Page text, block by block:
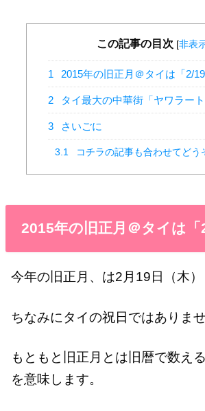
この記事の目次 [非表
1 2015年の旧正月＠タイは「2/19
2 タイ最大の中華街「ヤワラート
3 さいごに
3.1 コチラの記事も合わせてどう
2015年の旧正月＠タイは「
今年の旧正月、は2月19日（木）
ちなみにタイの祝日ではありませ
もともと旧正月とは旧暦で数え
を意味します。